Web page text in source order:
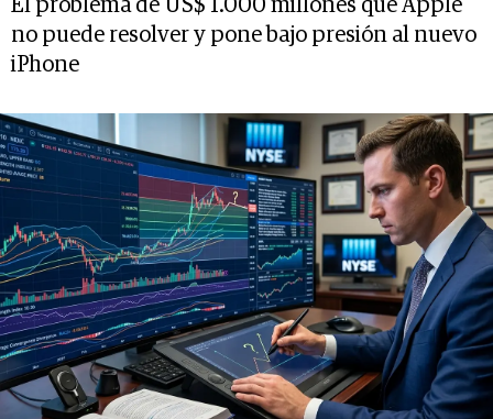
El problema de US$ 1.000 millones que Apple
no puede resolver y pone bajo presión al nuevo
iPhone